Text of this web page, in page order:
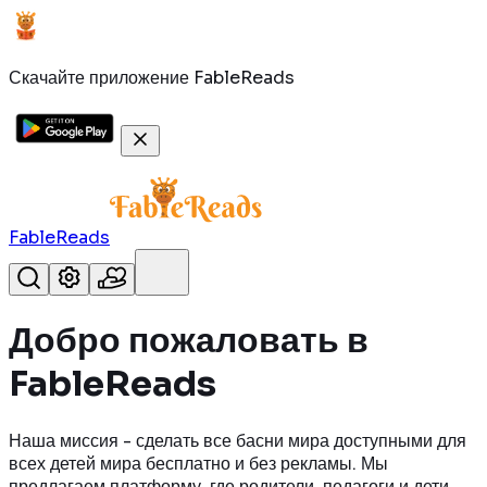
Скачайте приложение FableReads
FableReads
Добро пожаловать в
FableReads
Наша миссия - сделать все басни мира доступными для
всех детей мира бесплатно и без рекламы. Мы